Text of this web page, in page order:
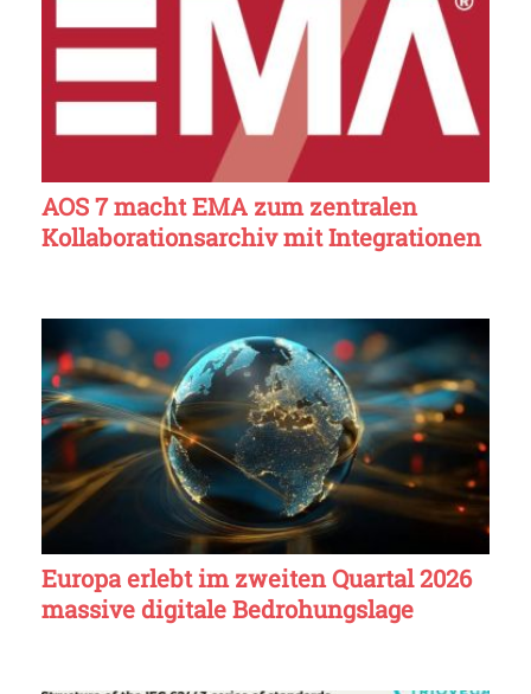
AOS 7 macht EMA zum zentralen
Kollaborationsarchiv mit Integrationen
Europa erlebt im zweiten Quartal 2026
massive digitale Bedrohungslage